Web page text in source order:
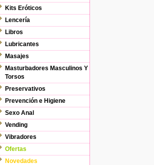
Kits Eróticos
Lencería
Libros
Lubricantes
Masajes
Masturbadores Masculinos Y
Torsos
Preservativos
Prevención e Higiene
Sexo Anal
Vending
Vibradores
Ofertas
Novedades